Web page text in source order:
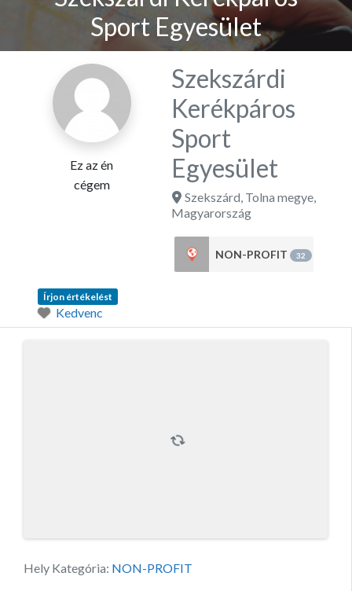
Sport Egyesület
Ez az én
cégem
Szekszárdi
Kerékpáros
Sport
Egyesület
Szekszárd, Tolna megye,
Magyarország
NON-PROFIT 32
Írjon értékelést
Kedvenc
Hely Kategória: NON-PROFIT